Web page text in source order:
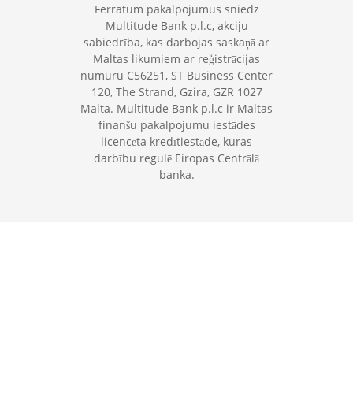
Ferratum pakalpojumus sniedz
Multitude Bank p.l.c, akciju
sabiedrība, kas darbojas saskaņā ar
Maltas likumiem ar reģistrācijas
numuru C56251, ST Business Center
120, The Strand, Gzira, GZR 1027
Malta. Multitude Bank p.l.c ir Maltas
finanšu pakalpojumu iestādes
licencēta kredītiestāde, kuras
darbību regulē Eiropas Centrālā
banka.